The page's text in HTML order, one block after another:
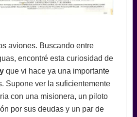
aviones. Buscando entre
encontré esta curiosidad de
que vi hace ya una importante
Supone ver la suficientemente
con una misionera, un piloto
por sus deudas y un par de